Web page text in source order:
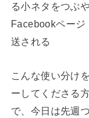
る小ネタをつぶや
Facebookペー
送される
こんな使い分け
ーしてくださる
で、今日は先週